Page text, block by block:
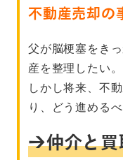
不動産売却の
父が脳梗塞をき
産を整理したい。
しかし将来、不
り、どう進める
→仲介と買